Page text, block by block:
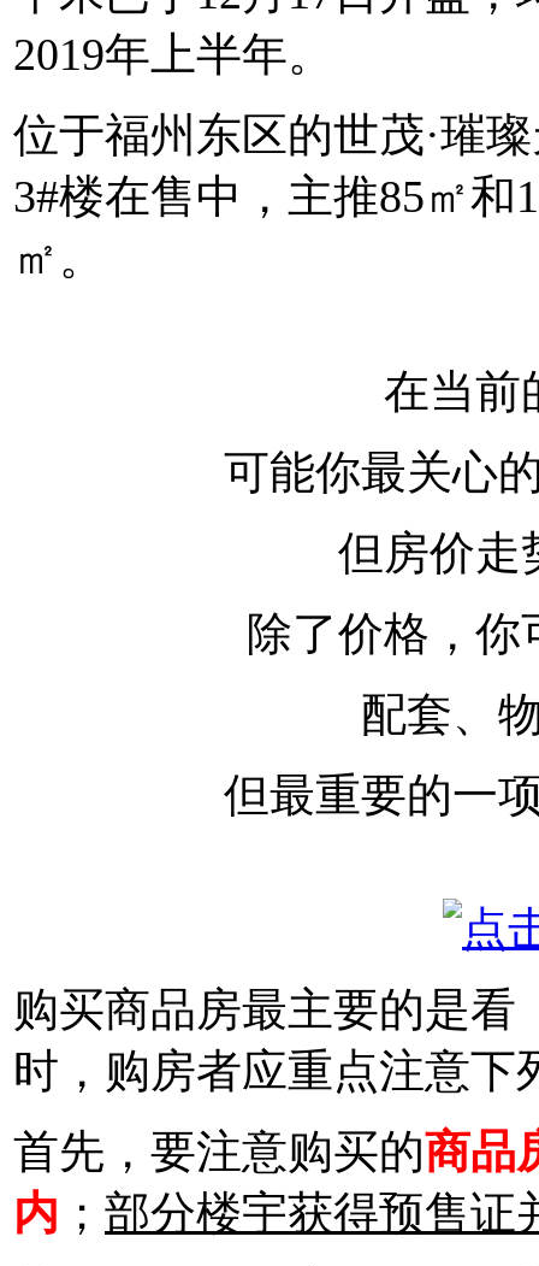
2019年上半年。
位于福州东区的世茂·璀
3#楼在售中，主推85㎡和
㎡。
在当前
可能你最关心
但房价走
除了价格，
配套、
但最重要的一
购买商品房最主要的是
时，购房者应重点注意下
首先，要注意购买的商品
内 ； 部分楼宇获得预售证